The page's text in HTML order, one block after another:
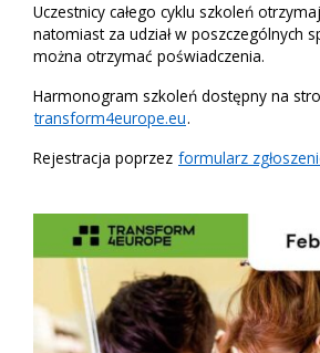
Uczestnicy całego cyklu szkoleń
natomiast za udział w poszczególnych
można otrzymać poświadczenia.
Harmonogram szkoleń dostępny na
transform4europe.eu.
Rejestracja poprzez formularz